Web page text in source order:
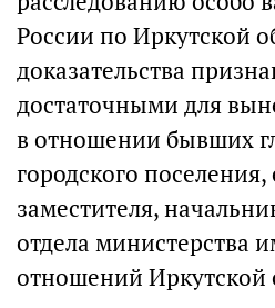
России по Иркутской
доказательства
достаточными для
в отношении бывших
городского поселения,
заместителя,
отдела министерства
отношений Иркутской